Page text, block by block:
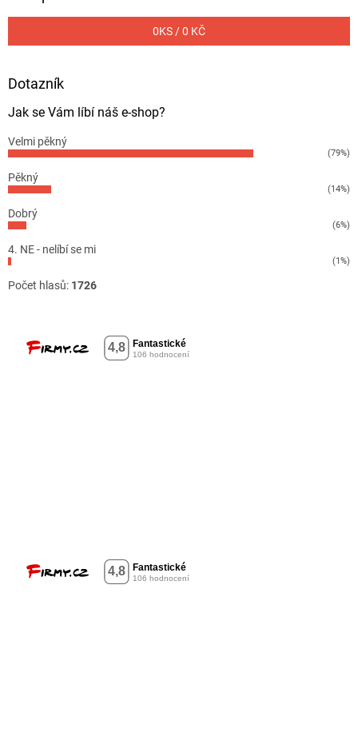
0KS /0 KČ
Dotazník
Jak se Vám líbí náš e-shop?
Velmi pěkný
(79%)
Pěkný
(14%)
Dobrý
(6%)
4. NE - nelíbí se mi
(1%)
Počet hlasů: 1726